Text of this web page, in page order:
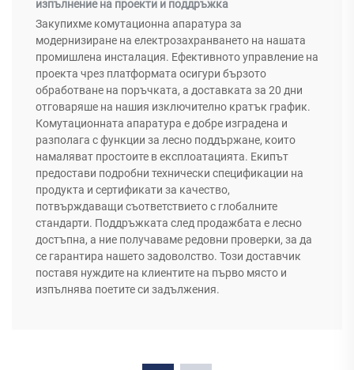
изпълнение на проекти и поддръжка
Закупихме комутационна апаратура за
модернизиране на електрозахранването на нашата
промишлена инсталация. Ефективното управление на
проекта чрез платформата осигури бързото
обработване на поръчката, а доставката за 20 дни
отговаряше на нашия изключително кратък график.
Комутационната апаратура е добре изградена и
разполага с функции за лесно поддържане, които
намаляват простоите в експлоатацията. Екипът
предостави подробни технически спецификации на
продукта и сертификати за качество,
потвърждаващи съответствието с глобалните
стандарти. Поддръжката след продажбата е лесно
достъпна, а ние получаваме редовни проверки, за да
се гарантира нашето задоволство. Този доставчик
поставя нуждите на клиентите на първо място и
изпълнява поетите си задължения.